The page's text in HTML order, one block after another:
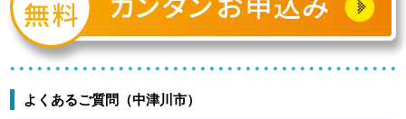
よくあるご質問（中津川市）